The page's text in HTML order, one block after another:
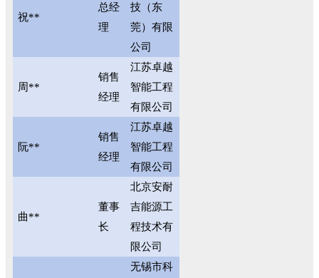
祝**
总经
理
技（东
莞）有限
公司
周**
销售
经理
江苏卓越
智能工程
有限公司
阮**
销售
经理
江苏卓越
智能工程
有限公司
曲**
董事
长
北京安耐
吉能源工
程技术有
限公司
无锡市科